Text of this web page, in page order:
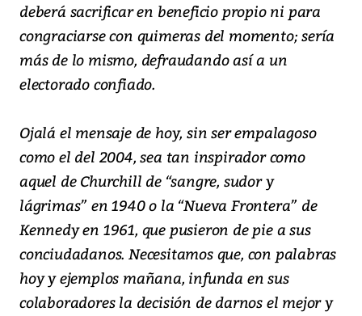
deberá sacrificar en beneficio propio ni para
congraciarse con quimeras del momento; sería
más de lo mismo, defraudando así a un
electorado confiado.
Ojalá el mensaje de hoy, sin ser empalagoso
como el del 2004, sea tan inspirador como
aquel de Churchill de “sangre, sudor y
lágrimas” en 1940 o la “Nueva Frontera” de
Kennedy en 1961, que pusieron de pie a sus
conciudadanos. Necesitamos que, con palabras
hoy y ejemplos mañana, infunda en sus
colaboradores la decisión de darnos el mejor y